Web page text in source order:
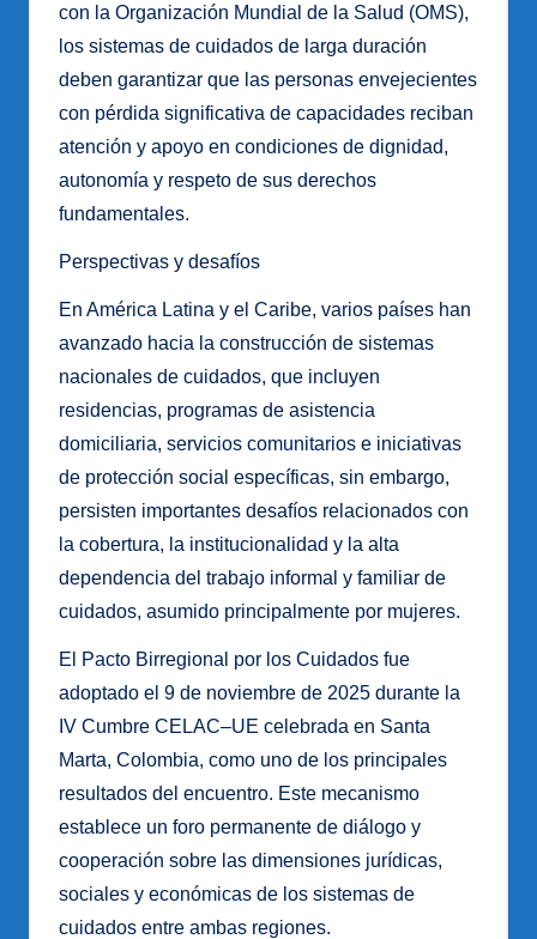
con la Organización Mundial de la Salud (OMS),
los sistemas de cuidados de larga duración
deben garantizar que las personas envejecientes
con pérdida significativa de capacidades reciban
atención y apoyo en condiciones de dignidad,
autonomía y respeto de sus derechos
fundamentales.
Perspectivas y desafíos
En América Latina y el Caribe, varios países han
avanzado hacia la construcción de sistemas
nacionales de cuidados, que incluyen
residencias, programas de asistencia
domiciliaria, servicios comunitarios e iniciativas
de protección social específicas, sin embargo,
persisten importantes desafíos relacionados con
la cobertura, la institucionalidad y la alta
dependencia del trabajo informal y familiar de
cuidados, asumido principalmente por mujeres.
El Pacto Birregional por los Cuidados fue
adoptado el 9 de noviembre de 2025 durante la
IV Cumbre CELAC–UE celebrada en Santa
Marta, Colombia, como uno de los principales
resultados del encuentro. Este mecanismo
establece un foro permanente de diálogo y
cooperación sobre las dimensiones jurídicas,
sociales y económicas de los sistemas de
cuidados entre ambas regiones.